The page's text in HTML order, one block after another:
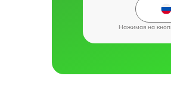
Нажимая на